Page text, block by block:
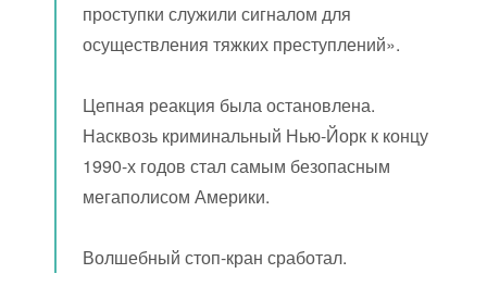
проступки служили сигналом для
осуществления тяжких преступлений».
Цепная реакция была остановлена.
Насквозь криминальный Нью-Йорк к концу
1990-х годов стал самым безопасным
мегаполисом Америки.
Волшебный стоп-кран сработал.